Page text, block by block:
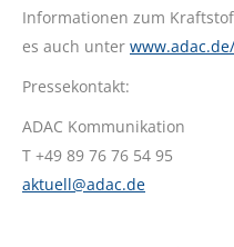
Informationen zum
es auch unter
Pressekontakt:
ADAC Kommunikation
T +49 89 76 76 54 95
aktuell@adac.de